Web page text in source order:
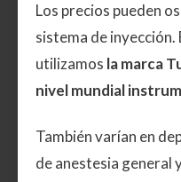
Los precios pueden
sistema de
utilizamos la marca
nivel mundial
También varían en
de anestesia general